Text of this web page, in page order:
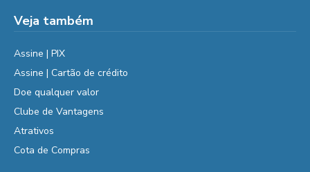
Veja também
Assine | PIX
Assine | Cartão de crédito
Doe qualquer valor
Clube de Vantagens
Atrativos
Cota de Compras